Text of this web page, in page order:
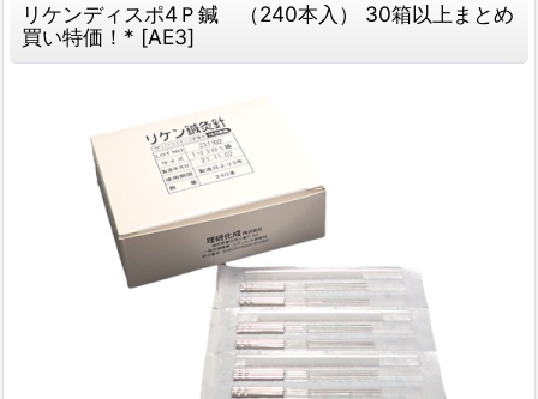
リケンディスポ4Ｐ鍼 （240本入） 30箱以上まとめ
買い特価！* [AE3]